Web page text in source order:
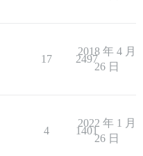
17 2497
2018 年 4 月
26 日
4 1401
2022 年 1 月
26 日